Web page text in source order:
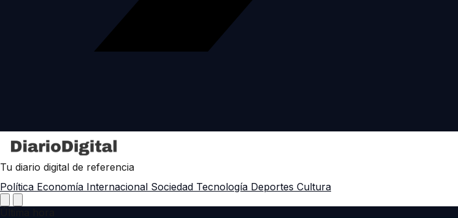
Tu diario digital de referencia
Política Economía Internacional Sociedad Tecnología Deportes Cultura